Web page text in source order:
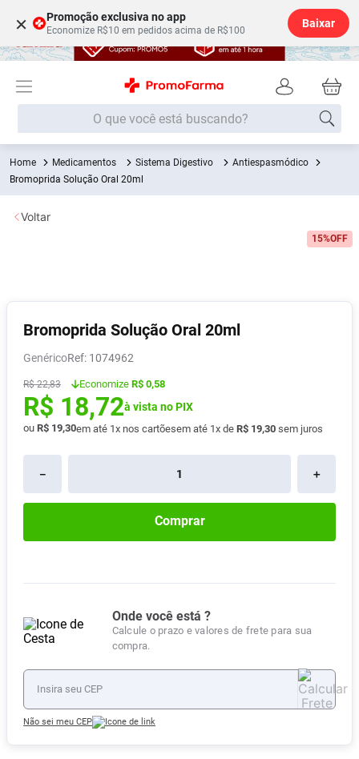
× Promoção exclusiva no app
Economize R$10 em pedidos acima de R$100
Baixar
O que você está buscando?
Medicamentos Sistema Digestivo
Antiespasmódico
Bromoprida Solução Oral 20ml
15%OFF
Bromoprida Solução Oral 20ml
Genérico : 1074962
R$ 22,83 Economize R$ 0,58
R$ 18,72à vista no PIX
ou R$ 19,30em até 1x nos cartõesem até 1x de R$ 19,30 sem juros
＋
－
Comprar
Onde você está ?
Calcule o prazo e valores de frete para sua
compra.
Não sei meu CEP
Voltar
Termos mais buscados
1º Fralda
2
5º Fralda G
6º Desodorante
7º Shampoo
8º Absorvente
9 Pampers Confort Sec
10º Lavitan